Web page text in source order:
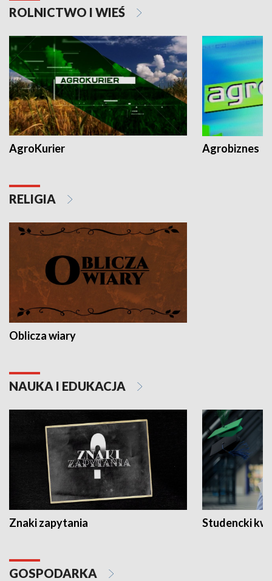
ROLNICTWO I WIEŚ
AgroKurier Agrobiznes
RELIGIA
Oblicza wiary
NAUKA I EDUKACJA
Znaki zapytania Studencki
GOSPODARKA